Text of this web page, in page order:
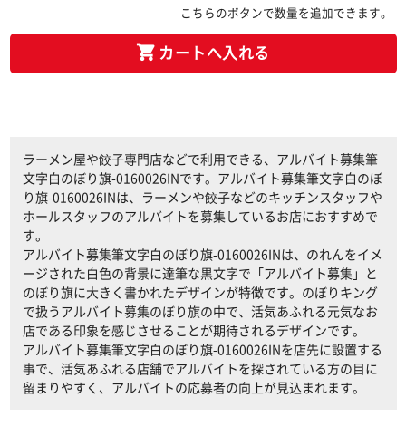
こちらのボタンで数量を追加できます。
カートへ入れる
ラーメン屋や餃子専門店などで利用できる、アルバイト募集筆
文字白のぼり旗-0160026INです。アルバイト募集筆文字白のぼ
り旗-0160026INは、ラーメンや餃子などのキッチンスタッフや
ホールスタッフのアルバイトを募集しているお店におすすめで
す。
アルバイト募集筆文字白のぼり旗-0160026INは、のれんをイメ
ージされた白色の背景に達筆な黒文字で「アルバイト募集」と
のぼり旗に大きく書かれたデザインが特徴です。のぼりキング
で扱うアルバイト募集のぼり旗の中で、活気あふれる元気なお
店である印象を感じさせることが期待されるデザインです。
アルバイト募集筆文字白のぼり旗-0160026INを店先に設置する
事で、活気あふれる店舗でアルバイトを探されている方の目に
留まりやすく、アルバイトの応募者の向上が見込まれます。